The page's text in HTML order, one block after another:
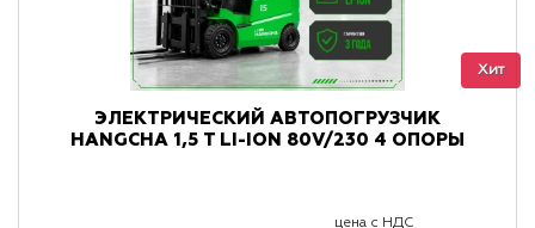
Хит
ЭЛЕКТРИЧЕСКИЙ АВТОПОГРУЗЧИК
HANGCHA 1,5 Т LI-ION 80V/230 4 ОПОРЫ
цена с НДС